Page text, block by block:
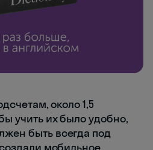
около 1,5
учить их было удобно,
быть всегда под
мобильное